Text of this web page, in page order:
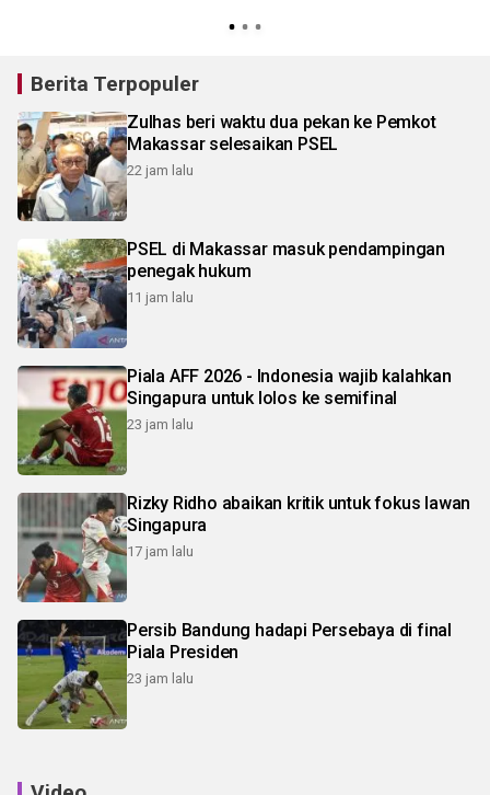
Berita Terpopuler
Zulhas beri waktu dua pekan ke Pemkot
Makassar selesaikan PSEL
22 jam lalu
PSEL di Makassar masuk pendampingan
penegak hukum
11 jam lalu
Piala AFF 2026 - Indonesia wajib kalahkan
Singapura untuk lolos ke semifinal
23 jam lalu
Rizky Ridho abaikan kritik untuk fokus lawan
Singapura
17 jam lalu
Persib Bandung hadapi Persebaya di final
Piala Presiden
23 jam lalu